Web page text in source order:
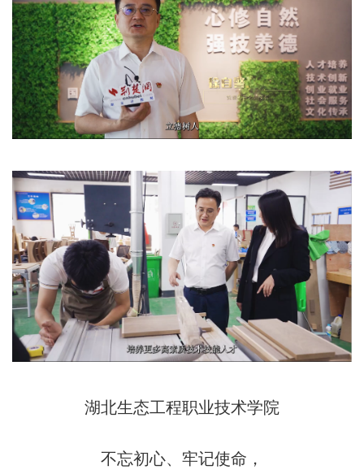
湖北生态工程职业技术学院
不忘初心、牢记使命，